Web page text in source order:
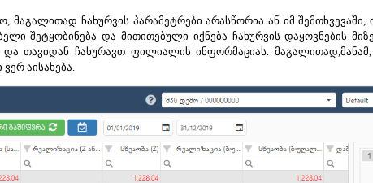
მაგალითად ჩახურვის პარამეტრები არასწორია ან იმ
შეტყობინება და მითითებული იქნება ჩახურვის დაყოვნების
თავიდან ჩახურავთ ფილიალის ინფორმაციას.
აისახება.